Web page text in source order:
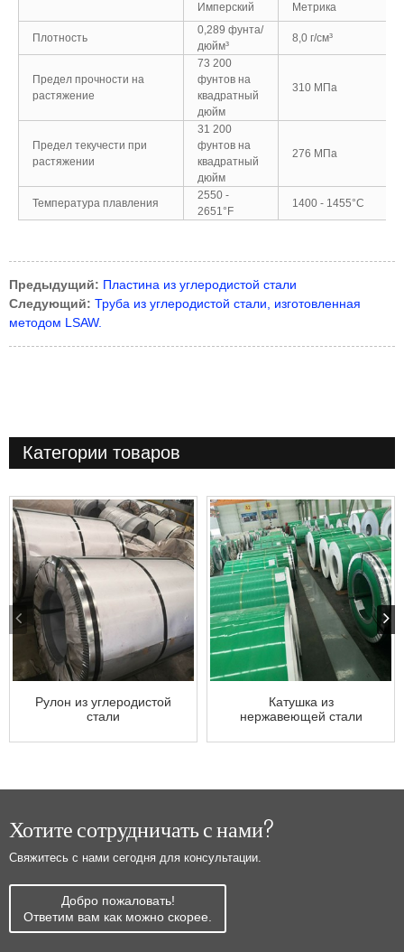
Имперский Метрика
Плотность
0,289 фунта/
дюйм³
8,0 г/см³
Предел прочности на
растяжение
73 200
фунтов на
квадратный
дюйм
310 МПа
Предел текучести при
растяжении
31 200
фунтов на
квадратный
дюйм
276 МПа
Температура плавления
2550 -
2651°F
1400 - 1455°C
Предыдущий: Пластина из углеродистой стали
Следующий: Труба из углеродистой стали, изготовленная
методом LSAW.
Категории товаров
Рулон из углеродистой
стали
Катушка из
нержавеющей стали
Хотите сотрудничать с нами?
Свяжитесь с нами сегодня для консультации.
Добро пожаловать!
Ответим вам как можно скорее.